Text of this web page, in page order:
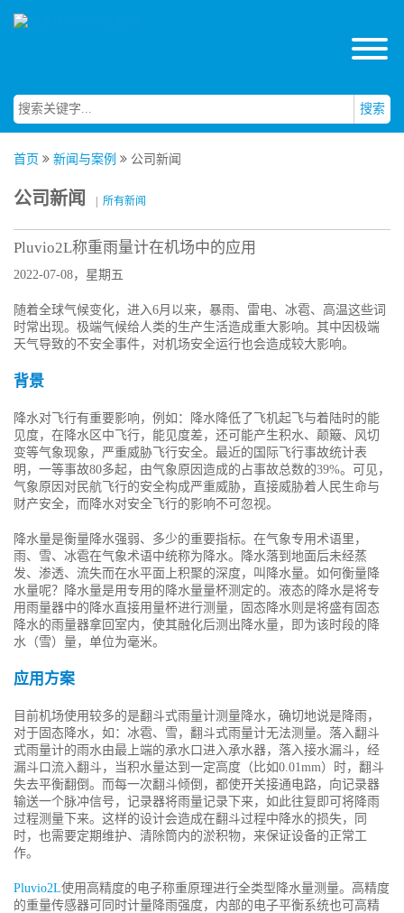
搜索
首页 新闻与案例 公司新闻
公司新闻 所有新闻
Pluvio2L称重雨量计在机场中的应用
2022-07-08，星期五
随着全球气候变化，进入6月以来，暴雨、雷电、冰雹、高温这些词
时常出现。极端气候给人类的生产生活造成重大影响。其中因极端
天气导致的不安全事件，对机场安全运行也会造成较大影响。
背景
降水对飞行有重要影响，例如：降水降低了飞机起飞与着陆时的能
见度，在降水区中飞行，能见度差，还可能产生积水、颠簸、风切
变等气象现象，严重威胁飞行安全。最近的国际飞行事故统计表
明，一等事故80多起，由气象原因造成的占事故总数的39%。可见，
气象原因对民航飞行的安全构成严重威胁，直接威胁着人民生命与
财产安全，而降水对安全飞行的影响不可忽视。
降水量是衡量降水强弱、多少的重要指标。在气象专用术语里，
雨、雪、冰雹在气象术语中统称为降水。降水落到地面后未经蒸
发、渗透、流失而在水平面上积聚的深度，叫降水量。如何衡量降
水量呢？降水量是用专用的降水量量杯测定的。液态的降水是将专
用雨量器中的降水直接用量杯进行测量，固态降水则是将盛有固态
降水的雨量器拿回室内，使其融化后测出降水量，即为该时段的降
水（雪）量，单位为毫米。
应用方案
目前机场使用较多的是翻斗式雨量计测量降水，确切地说是降雨，
对于固态降水，如：冰雹、雪，翻斗式雨量计无法测量。落入翻斗
式雨量计的雨水由最上端的承水口进入承水器，落入接水漏斗，经
漏斗口流入翻斗，当积水量达到一定高度（比如0.01mm）时，翻斗
失去平衡翻倒。而每一次翻斗倾倒，都使开关接通电路，向记录器
输送一个脉冲信号，记录器将雨量记录下来，如此往复即可将降雨
过程测量下来。这样的设计会造成在翻斗过程中降水的损失，同
时，也需要定期维护、清除筒内的淤积物，来保证设备的正常工
作。
Pluvio2L使用高精度的电子称重原理进行全类型降水量测量。高精度
的重量传感器可同时计量降雨强度，内部的电子平衡系统也可高精